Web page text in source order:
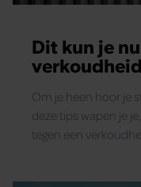
Dit kun je
Om je heen hoor je
deze tips wapen je
tegen een